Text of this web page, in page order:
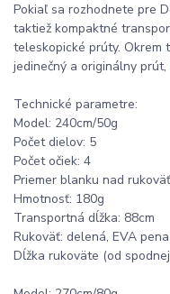
Pokiaľ sa rozhodnete pre
taktiež kompaktné
teleskopické prúty. Okrem
jedinečný a originálny
Technické parametre:
Model: 240cm/50g
Počet dielov: 5
Počet očiek: 4
Priemer blanku nad
Hmotnosť: 180g
Transportná dĺžka: 88cm
Rukoväť: delená, EVA pena
Dĺžka rukoväte (od